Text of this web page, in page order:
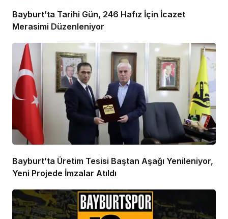
Bayburt’ta Tarihi Gün, 246 Hafız İçin İcazet
Merasimi Düzenleniyor
Bayburt’ta Üretim Tesisi Baştan Aşağı Yenileniyor,
Yeni Projede İmzalar Atıldı